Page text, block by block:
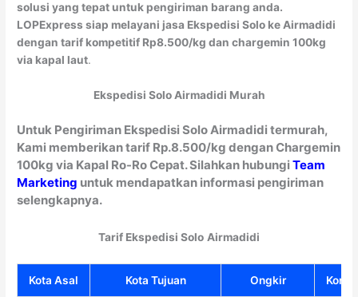
solusi yang tepat untuk pengiriman barang anda.
LOPExpress siap melayani jasa Ekspedisi Solo ke Airmadidi
dengan tarif kompetitif Rp8.500/kg dan chargemin 100kg
via kapal laut.
Ekspedisi Solo Airmadidi Murah
Untuk Pengiriman Ekspedisi Solo Airmadidi termurah,
Kami memberikan tarif Rp.8.500/kg dengan Chargemin
100kg via Kapal Ro-Ro Cepat. Silahkan hubungiTeam
Marketing untuk mendapatkan informasi pengiriman
selengkapnya.
Tarif Ekspedisi Solo Airmadidi
Kota Asal Kota Tujuan Ongkir